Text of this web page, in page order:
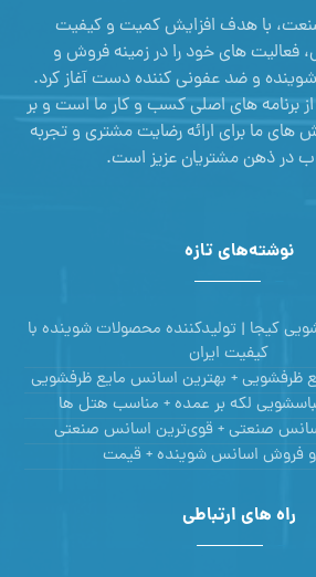
با هدف افزایش کمیت و کیفیت
فعالیت های خود را در زمینه فروش و
و ضد عفونی کننده دست آغاز کرد.
برنامه های اصلی کسب و کار ما است و بر
های ما برای ارائه رضایت مشتری و تجربه
در ذهن مشتریان عزیز است.
نوشته‌های تازه
کیجا | تولیدکننده محصولات شوینده با
کیفیت ایران
ظرفشویی + بهترین اسانس مایع ظرفشویی
لکه بر عمده + مناسب هتل ها
صنعتی + قوی‌ترین اسانس‌ صنعتی
فروش اسانس شوینده + قیمت
راه های ارتباطی